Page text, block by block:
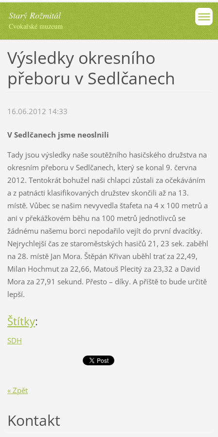
Starý Rožmitál
Cvokařské muzeum
Výsledky okresního
přeboru v Sedlčanech
16.06.2012 14:33
V Sedlčanech jsme neoslnili
Tady jsou výsledky naše soutěžního hasičského družstva na
okresním přeboru v Sedlčanech, který se konal 9. června
2012. Tentokrát bohužel naši chlapci zůstali za očekáváním
a z patnácti klasifikovaných družstev skončili až na 13.
místě. Vůbec se našim nevyvedla štafeta na 4 x 100 metrů a
ani v překážkovém běhu na 100 metrů jednotlivců se
žádnému našemu borci nepodařilo vejít do první dvacítky.
Nejrychlejší čas ze staroměstských hasičů 21, 23 sek. zaběhl
na 28. místě Jan Mora. Štěpán Křivan uběhl trať za 22,49,
Milan Hochmut za 22,66, Matouš Plecitý za 23,32 a David
Mora za 27,91 sekund. Přesto – díky. A příště to bude určitě
lepší.
Štítky:
SDH
« Zpět
Kontakt